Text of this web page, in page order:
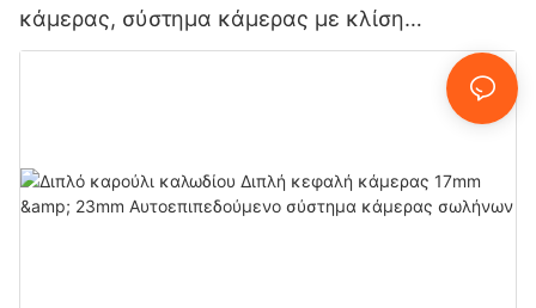
κάμερας, σύστημα κάμερας με κλίση
πανοραμικής λήψης 33 χιλ. και
αυτοεπιπεδούμενο σύστημα κάμερας σωλήνων